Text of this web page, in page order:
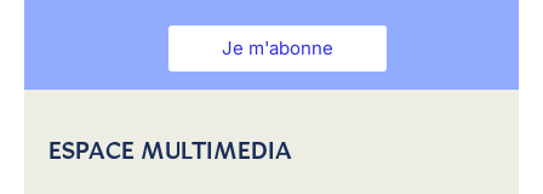
Je m'abonne
ESPACE MULTIMEDIA